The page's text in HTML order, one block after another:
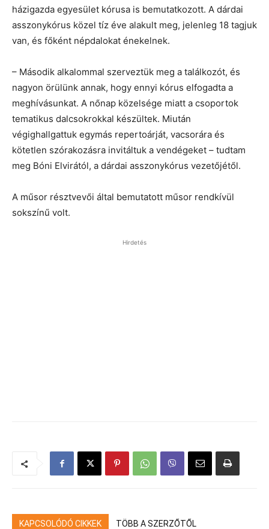
házigazda egyesület kórusa is bemutatkozott. A dárdai
asszonykórus közel tíz éve alakult meg, jelenleg 18 tagjuk
van, és főként népdalokat énekelnek.
– Második alkalommal szerveztük meg a találkozót, és
nagyon örülünk annak, hogy ennyi kórus elfogadta a
meghívásunkat. A nőnap közelsége miatt a csoportok
tematikus dalcsokrokkal készültek. Miután
végighallgattuk egymás repertoárját, vacsorára és
kötetlen szórakozásra invitáltuk a vendégeket – tudtam
meg Bóni Elvirától, a dárdai asszonykórus vezetőjétől.
A műsor résztvevői által bemutatott műsor rendkívül
sokszínű volt.
Hirdetés
KAPCSOLÓDÓ CIKKEK TÖBB A SZERZŐTŐL